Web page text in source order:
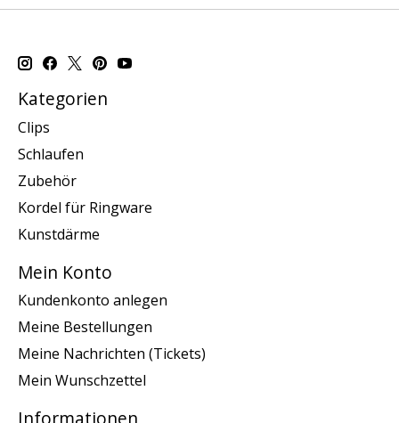
Kategorien
Clips
Schlaufen
Zubehör
Kordel für Ringware
Kunstdärme
Mein Konto
Kundenkonto anlegen
Meine Bestellungen
Meine Nachrichten (Tickets)
Mein Wunschzettel